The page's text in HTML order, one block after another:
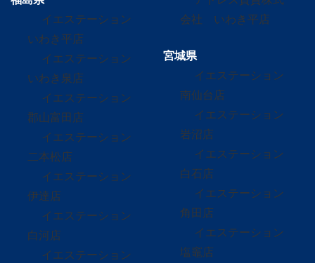
イエステーション
いわき平店
イエステーション
いわき泉店
イエステーション
郡山富田店
イエステーション
二本松店
イエステーション
伊達店
イエステーション
白河店
イエステーション
会社 いわき平店
宮城県
イエステーション
南仙台店
イエステーション
岩沼店
イエステーション
白石店
イエステーション
角田店
イエステーション
塩竈店